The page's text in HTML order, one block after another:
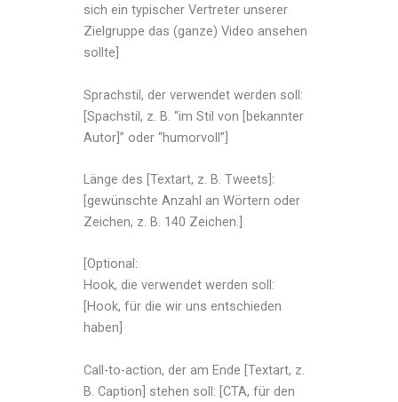
sich ein typischer Vertreter unserer
Zielgruppe das (ganze) Video ansehen
sollte]
Sprachstil, der verwendet werden soll:
[Spachstil, z. B. “im Stil von [bekannter
Autor]” oder “humorvoll”]
Länge des [Textart, z. B. Tweets]:
[gewünschte Anzahl an Wörtern oder
Zeichen, z. B. 140 Zeichen.]
[Optional:
Hook, die verwendet werden soll:
[Hook, für die wir uns entschieden
haben]
Call-to-action, der am Ende [Textart, z.
B. Caption] stehen soll: [CTA, für den